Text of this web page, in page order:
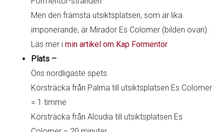
Men den främsta utsiktsplatsen, som är lika
imponerande, är Mirador Es Colomer (bilden ovan).
Läs mer imin artikel om Kap Formentor
Plats –
Öns nordligaste spets
Körsträcka från Palma till utsiktsplatsen Es Colomer
= 1 timme
Körsträcka från Alcudia till utsiktsplatsen Es